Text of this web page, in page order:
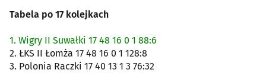
Tabela po 17 kolejkach
1. Wigry II Suwałki 17 48 16 0 1 88:6
2. ŁKS II Łomża 17 48 16 0 1 128:8
3. Polonia Raczki 17 40 13 1 3 76:32